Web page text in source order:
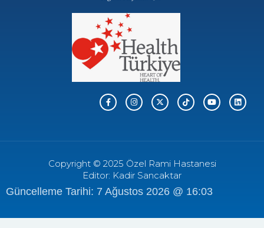
Copyright © 2025 Özel Rami Hastanesi
Editor: Kadir Sancaktar
Güncelleme Tarihi: 7 Ağustos 2026 @ 16:03